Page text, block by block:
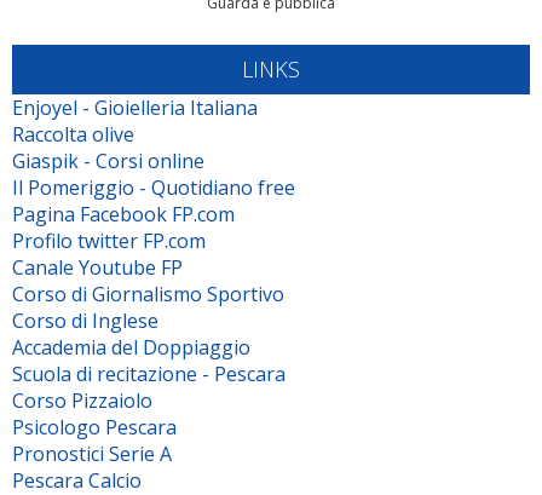
LINKS
Enjoyel - Gioielleria Italiana
Raccolta olive
Giaspik - Corsi online
Il Pomeriggio - Quotidiano free
Pagina Facebook FP.com
Profilo twitter FP.com
Canale Youtube FP
Corso di Giornalismo Sportivo
Corso di Inglese
Accademia del Doppiaggio
Scuola di recitazione - Pescara
Corso Pizzaiolo
Psicologo Pescara
Pronostici Serie A
Pescara Calcio